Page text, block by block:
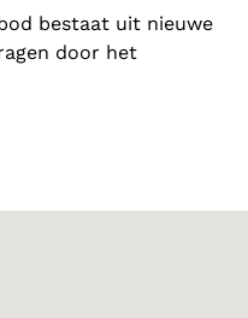
bestaat uit nieuwe
door het